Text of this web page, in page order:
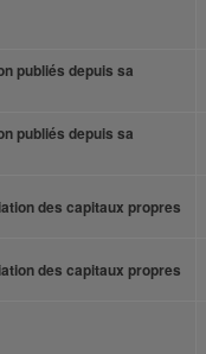
publiés depuis sa
publiés depuis sa
des capitaux propres
des capitaux propres